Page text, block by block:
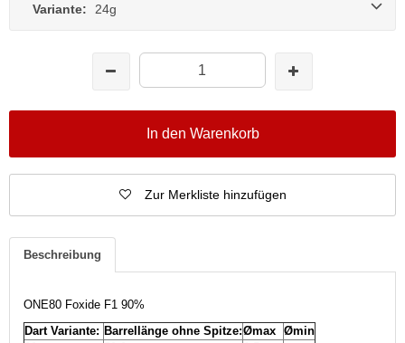
Variante: 24g
In den Warenkorb
Zur Merkliste hinzufügen
Beschreibung
ONE80 Foxide F1 90%
Dart Variante: Barrellänge ohne Spitze:Ømax Ømin